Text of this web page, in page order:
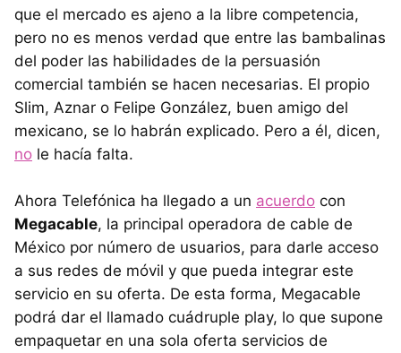
que el mercado es ajeno a la libre competencia,
pero no es menos verdad que entre las bambalinas
del poder las habilidades de la persuasión
comercial también se hacen necesarias. El propio
Slim, Aznar o Felipe González, buen amigo del
mexicano, se lo habrán explicado. Pero a él, dicen,
no le hacía falta.
Ahora Telefónica ha llegado a un acuerdo con
Megacable, la principal operadora de cable de
México por número de usuarios, para darle acceso
a sus redes de móvil y que pueda integrar este
servicio en su oferta. De esta forma, Megacable
podrá dar el llamado cuádruple play, lo que supone
empaquetar en una sola oferta servicios de